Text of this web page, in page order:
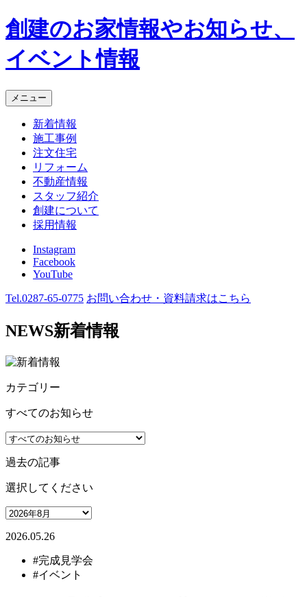
創建のお家情報やお知らせ、
イベント情報
メニュー
新着情報
施工事例
注文住宅
リフォーム
不動産情報
スタッフ紹介
創建について
採用情報
Instagram
Facebook
YouTube
Tel.0287-65-0775 お問い合わせ・資料請求はこちら
NEWS新着情報
カテゴリー
すべてのお知らせ
過去の記事
選択してください
2026.05.26
#完成見学会
#イベント